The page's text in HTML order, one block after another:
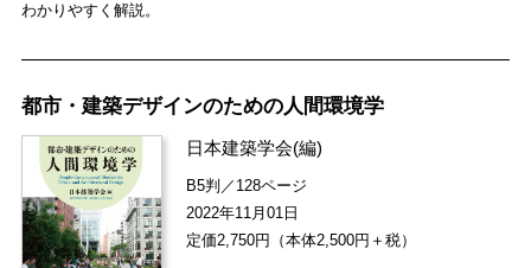
わかりやすく解説。
都市・建築デザインのための人間環境学
日本建築学会(編)
B5判／128ページ
2022年11月01日
定価2,750円（本体2,500円＋税）